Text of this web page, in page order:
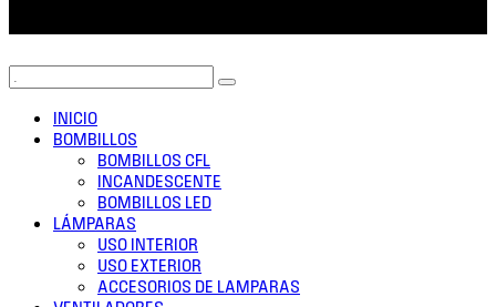
INICIO
BOMBILLOS
BOMBILLOS CFL
INCANDESCENTE
BOMBILLOS LED
LÁMPARAS
USO INTERIOR
USO EXTERIOR
ACCESORIOS DE LAMPARAS